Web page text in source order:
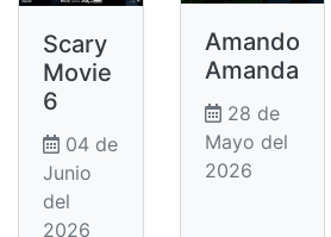
Scary
Movie
6
04 de
Junio
del
2026
Amando
Amanda
28 de
Mayo del
2026